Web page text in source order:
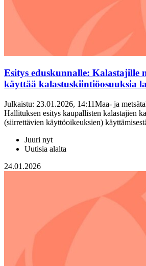
Esitys eduskunnalle: Kalastajille
käyttää kalastuskiintiöosuuksia
Julkaistu: 23.01.2026, 14:11Maa- ja
Hallituksen esitys kaupallisten kalastajien
(siirrettävien käyttöoikeuksien)
Juuri nyt
Uutisia alalta
24.01.2026